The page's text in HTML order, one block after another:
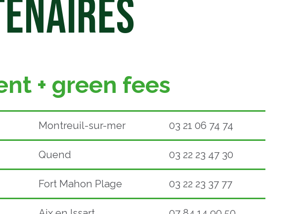
+ green fees
Montreuil-sur-mer 03 21 06 74 74
Quend 03 22 23 47 30
Fort Mahon Plage 03 22 23 37 77